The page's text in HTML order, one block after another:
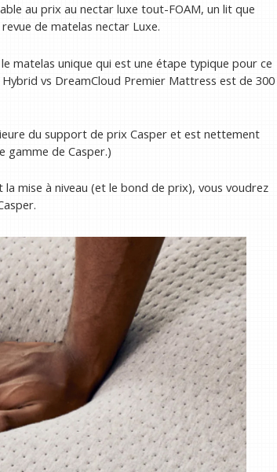
au prix au nectar luxe tout-FOAM, un lit que
de matelas nectar Luxe.
matelas unique qui est une étape typique pour ce
vs DreamCloud Premier Mattress est de 300
du support de prix Casper et est nettement
gamme de Casper.)
la mise à niveau (et le bond de prix), vous voudrez